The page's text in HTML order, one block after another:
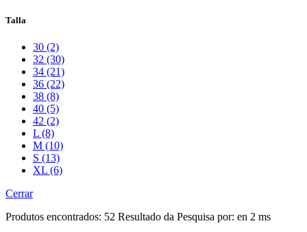
Talla
30 (2)
32 (30)
34 (21)
36 (22)
38 (8)
40 (5)
42 (2)
L (8)
M (10)
S (13)
XL (6)
Cerrar
Produtos encontrados: 52 Resultado da Pesquisa por: en 2 ms